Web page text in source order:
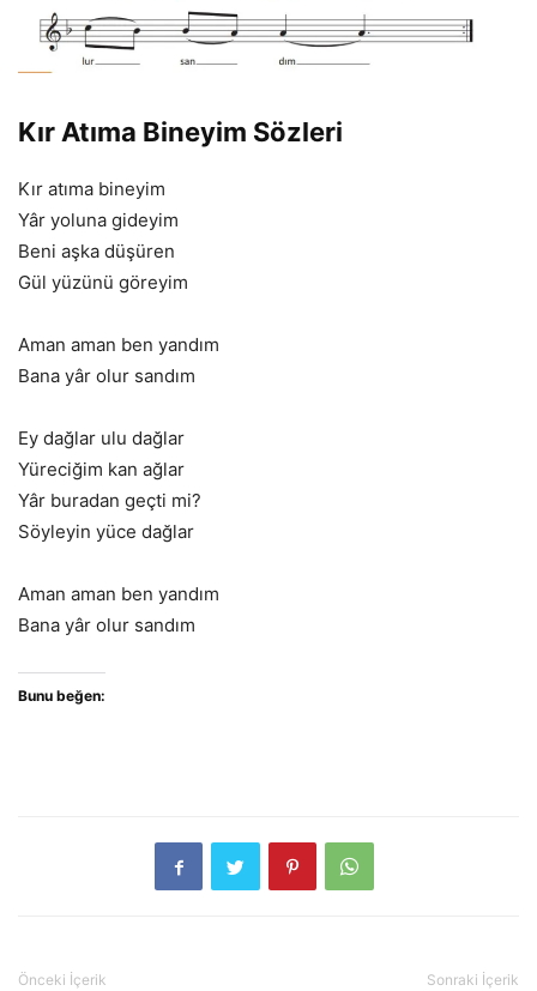
Kır Atıma Bineyim Sözleri
Kır atıma bineyim
Yâr yoluna gideyim
Beni aşka düşüren
Gül yüzünü göreyim
Aman aman ben yandım
Bana yâr olur sandım
Ey dağlar ulu dağlar
Yüreciğim kan ağlar
Yâr buradan geçti mi?
Söyleyin yüce dağlar
Aman aman ben yandım
Bana yâr olur sandım
Bunu beğen:
Önceki İçerik Sonraki İçerik